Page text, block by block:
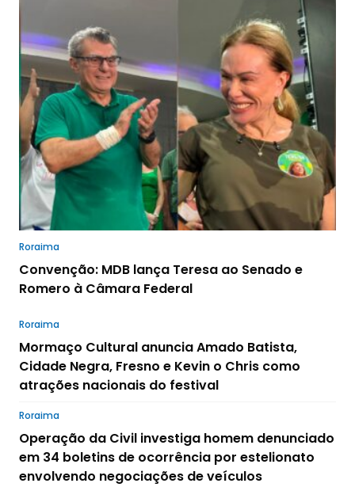
Roraima
Convenção: MDB lança Teresa ao Senado e
Romero à Câmara Federal
Roraima
Mormaço Cultural anuncia Amado Batista,
Cidade Negra, Fresno e Kevin o Chris como
atrações nacionais do festival
Roraima
Operação da Civil investiga homem denunciado
em 34 boletins de ocorrência por estelionato
envolvendo negociações de veículos